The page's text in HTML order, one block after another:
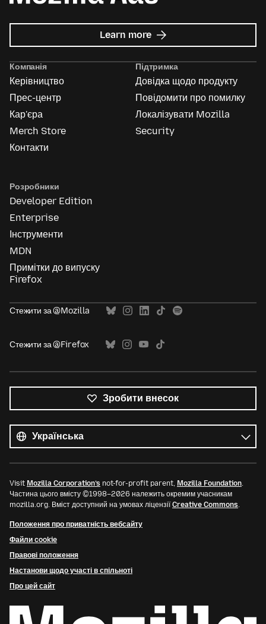
Learn more about
Mozilla
Компанія
Керівництво
Прес-центр
Кар'єра
Merch Store
Контакти
Підтримка
Довідка щодо продукту
Повідомити про помилку
Локалізувати Mozilla
Security
Розробники
Developer Edition
Enterprise
Інструменти
MDN
Примітки до випуску
Firefox
Стежити за @Mozilla
Стежити за @Firefox
Зробити внесок
мови
Мова
Visit Mozilla Corporation’s not-for-profit parent, Mozilla Foundation.
Частина цього вмісту ©1998–2026 належить окремим учасникам
mozilla.org. Вміст доступний на умовах ліцензіїCreative Commons.
Положення про приватність вебсайту
Файли cookie
Правові положення
Настанови щодо участі в спільноті
Про цей сайт